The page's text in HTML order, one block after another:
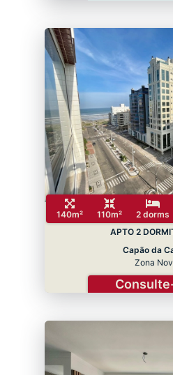
140m² 110m² 2 dorms
APTO 2
Capão da
Zona